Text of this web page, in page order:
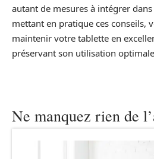
autant de mesures à intégrer
mettant en pratique ces conseils,
maintenir votre tablette en
préservant son utilisation
Ne manquez rien de